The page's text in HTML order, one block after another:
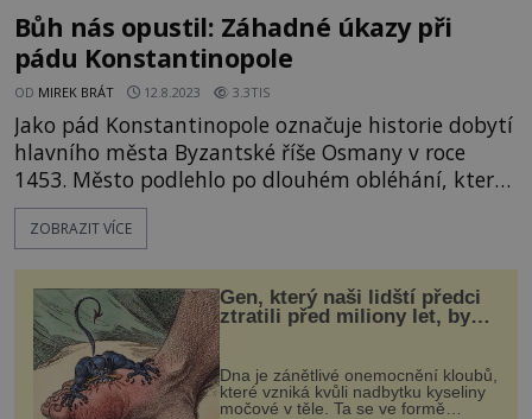
Bůh nás opustil: Záhadné úkazy při
pádu Konstantinopole
OD MIREK BRÁT 12.8.2023 3.3TIS
Jako pád Konstantinopole označuje historie dobytí
hlavního města Byzantské říše Osmany v roce
1453. Město podlehlo po dlouhém obléhání, které
trvalo padesát tři dnů. Tuto událost však
doprovázela řada záhadných jevů. Jakých?
měly společnou příčinu. Mohla jí být erupce
neznámé sopky v letech v letech
ZOBRAZIT VÍCE
Gen, který naši lidští předci
ztratili před miliony let, by
mohl pomoci s léčbou
„nemoci králů“
Dna je zánětlivé onemocnění kloubů,
které vzniká kvůli nadbytku kyseliny
močové v těle. Ta se ve formě